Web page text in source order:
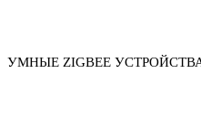
УМНЫЕ ZIGBEE